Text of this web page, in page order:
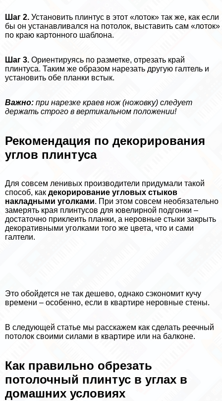
Шаг 2. Установить плинтус в этот «лоток» так же, как если
бы он устанавливался на потолок, выставить сам «лоток»
по краю картонного шаблона.
Шаг 3. Ориентируясь по разметке, отрезать край
плинтуса. Таким же образом нарезать другую галтель и
установить обе планки встык.
Важно: при нарезке краев нож (ножовку) следует
держать строго в вертикальном положении!
Рекомендация по декорирования
углов плинтуса
Для совсем ленивых производители придумали такой
способ, как декорирование угловых стыков
накладными уголками. При этом совсем необязательно
замерять края плинтусов для ювелирной подгонки –
достаточно приклеить планки, а неровные стыки закрыть
декоративными уголками того же цвета, что и сами
галтели.
Это обойдется не так дешево, однако сэкономит кучу
времени – особенно, если в квартире неровные стены.
В следующей статье мы расскажем как сделать реечный
потолок своими силами в квартире или на балконе.
Как правильно обрезать
потолочный плинтус в углах в
домашних условиях